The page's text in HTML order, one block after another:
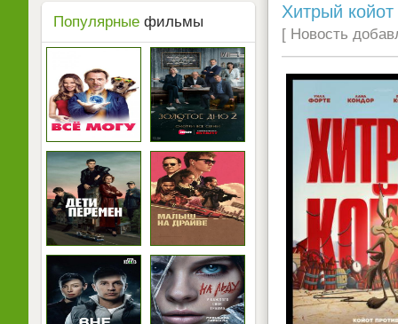
Хитрый
[ Новость
Популярные фильмы